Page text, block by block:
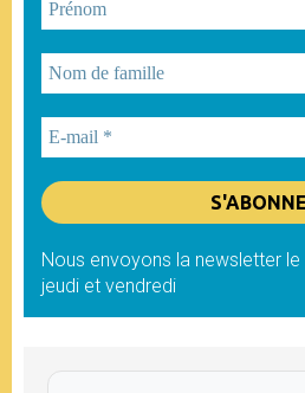
Nous envoyons la newsletter le
jeudi et vendredi